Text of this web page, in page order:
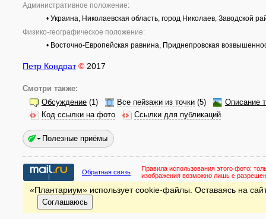
Административное положение:
• Украина, Николаевская область, город Николаев, Заводской
Физико-географическое положение:
• Восточно-Европейская равнина, Приднепровская
Петр Кондрат © 2017
Смотри также:
Обсуждение (1) Все пейзажи из точки (5)
Описание
Код ссылки на фото
Ссылки для публикаций
Полезные приёмы
Обратная связь Правила использования этого фото:
изображения возможно лишь с
«Плантариум» использует cookie-файлы. Оставаясь на
Соглашаюсь